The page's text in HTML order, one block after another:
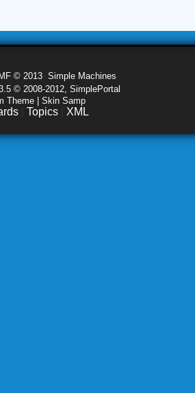
© 2013 Simple Machines
© 2008-2012, SimplePortal
Theme | Skin Samp
Topics XML